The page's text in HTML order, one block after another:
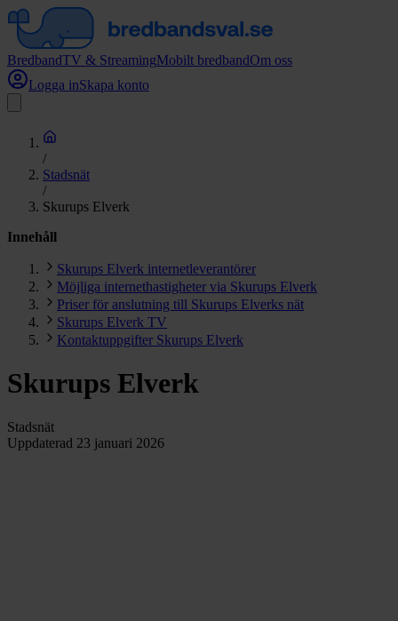
BredbandTV & StreamingMobilt bredbandOm oss
Logga inSkapa konto
/
Stadsnät
/
Skurups Elverk
Innehåll
Skurups Elverk internetleverantörer
Möjliga internethastigheter via Skurups Elverk
Priser för anslutning till Skurups Elverks nät
Skurups Elverk TV
Kontaktuppgifter Skurups Elverk
Skurups Elverk
Stadsnät
Uppdaterad 23 januari 2026